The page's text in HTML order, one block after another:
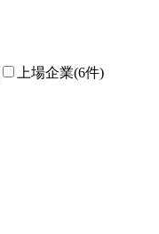
上場企業(6件)